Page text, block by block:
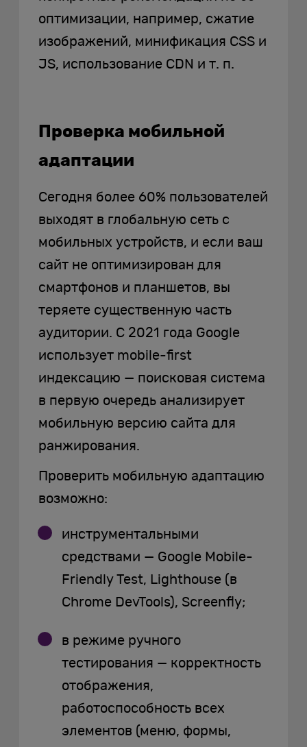
оптимизации, например, сжатие
изображений, минификация CSS и
JS, использование CDN и т. п.
Проверка мобильной
адаптации
Сегодня более 60% пользователей
выходят в глобальную сеть с
мобильных устройств, и если ваш
сайт не оптимизирован для
смартфонов и планшетов, вы
теряете существенную часть
аудитории. С 2021 года Google
использует mobile-first
индексацию — поисковая система
в первую очередь анализирует
мобильную версию сайта для
ранжирования.
Проверить мобильную адаптацию
возможно:
инструментальными
средствами — Google Mobile-
Friendly Test, Lighthouse (в
Chrome DevTools), Screenfly;
в режиме ручного
тестирования — корректность
отображения,
работоспособность всех
элементов (меню, формы,